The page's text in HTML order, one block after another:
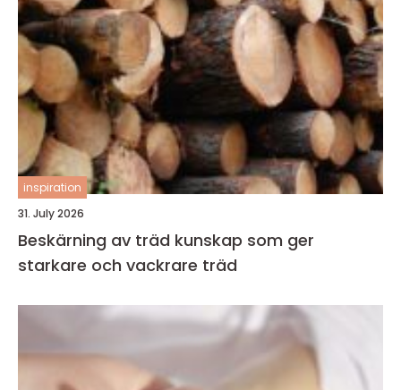
inspiration
31. July 2026
Beskärning av träd kunskap som ger
starkare och vackrare träd